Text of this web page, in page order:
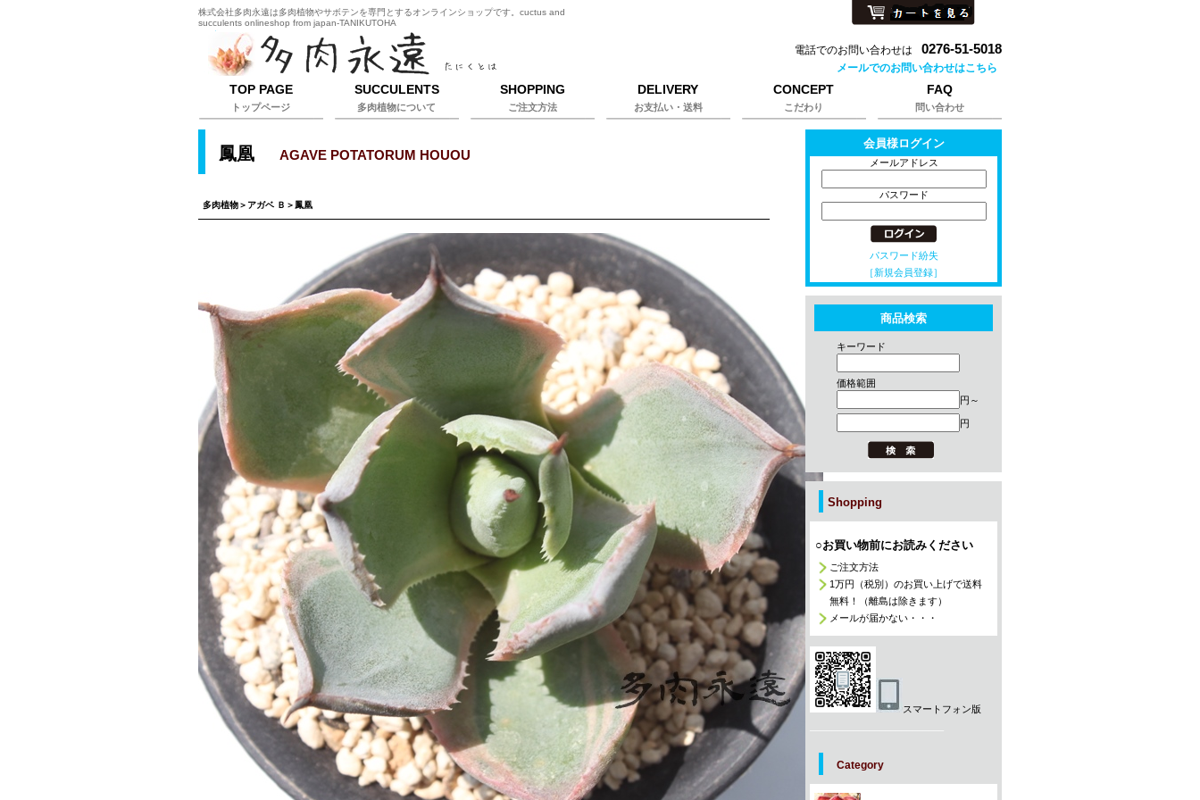
株式会社多肉永遠は多肉植物やサボテンを専門とするオンラインショップです。cuctus and
succulents onlineshop from japan-TANIKUTOHA
電話でのお問い合わせは 0276-51-5018
メールでのお問い合わせはこちら
鳳凰 AGAVE POTATORUM HOUOU
多肉植物＞ アガベ Ｂ ＞鳳凰
TOP PAGE
トップページ
SUCCULENTS
多肉植物について
SHOPPING
ご注文方法
DELIVERY
お支払い・送料
CONCEPT
こだわり
FAQ
問い合わせ
会員様ログイン
メールアドレス
パスワード
パスワード紛失
［新規会員登録］
商品検索
キーワード
価格範囲
円～
円
Shopping
○お買い物前にお読みください
ご注文方法
1万円（税別）のお買い上げで送料
無料！（離島は除きます）
メールが届かない・・・
スマートフォン版
Category